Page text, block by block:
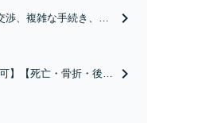
渉、複雑な手続き、全
】【死亡・骨折・後遺